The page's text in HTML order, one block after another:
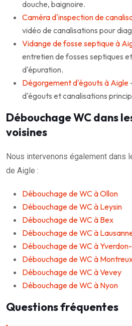
douche, baignoire.
Caméra d'inspection de
vidéo de canalisations pour
Vidange de fosse septique à
entretien de fosses septiques
d'épuration.
Dégorgement d'égouts à Aigle
d'égouts et canalisations
Débouchage WC dans
voisines
Nous intervenons également dans
de Aigle :
Débouchage de WC à Ollon
Débouchage de WC à Leysin
Débouchage de WC à Bex
Débouchage de WC à
Débouchage de WC à
Débouchage de WC à
Débouchage de WC à Vevey
Débouchage de WC à Nyon
Questions fréquentes